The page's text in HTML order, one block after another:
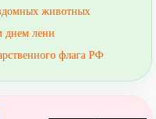
животных
днем лени
флага РФ